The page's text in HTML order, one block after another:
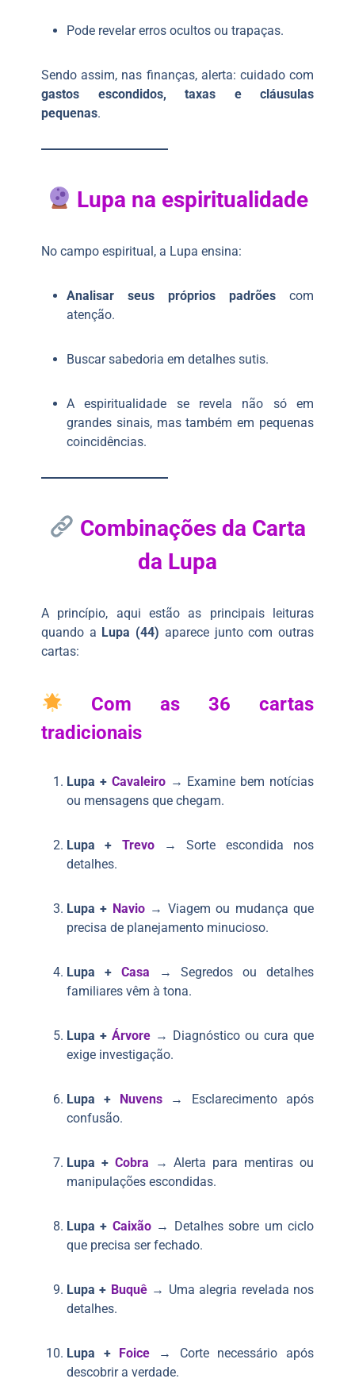
Pode revelar erros ocultos ou trapaças.
Sendo assim, nas finanças, alerta: cuidado com
gastos escondidos, taxas e cláusulas
pequenas.
Lupa na espiritualidade
No campo espiritual, a Lupa ensina:
Analisar seus próprios padrões com
atenção.
Buscar sabedoria em detalhes sutis.
A espiritualidade se revela não só em
grandes sinais, mas também em pequenas
coincidências.
Combinações da Carta
da Lupa
A princípio, aqui estão as principais leituras
quando a Lupa (44) aparece junto com outras
cartas:
Com as 36 cartas
tradicionais
Lupa + Cavaleiro → Examine bem notícias
ou mensagens que chegam.
Lupa + Trevo
→ Sorte escondida nos
detalhes.
Lupa + Navio → Viagem ou mudança que
precisa de planejamento minucioso.
Lupa + Casa
→ Segredos ou detalhes
familiares vêm à tona.
Lupa + Árvore → Diagnóstico ou cura que
exige investigação.
Lupa + Nuvens
→ Esclarecimento após
confusão.
Lupa + Cobra
→ Alerta para mentiras ou
manipulações escondidas.
Lupa + Caixão → Detalhes sobre um ciclo
que precisa ser fechado.
Lupa + Buquê → Uma alegria revelada nos
detalhes.
Lupa + Foice
→ Corte necessário após
descobrir a verdade.